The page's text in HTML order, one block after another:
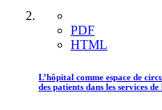
PDF
HTML
L’hôpital comme espace de
des patients dans les services